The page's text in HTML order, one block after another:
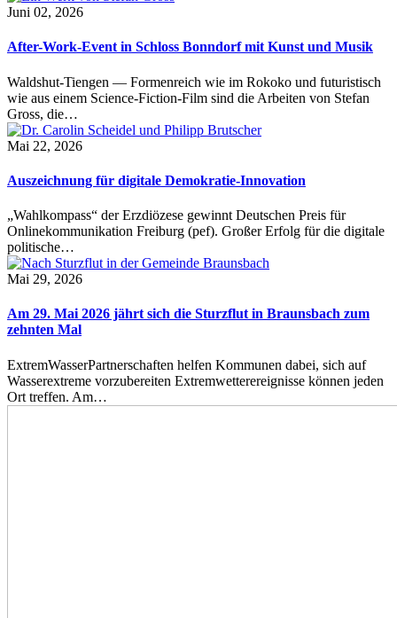
Juni 02, 2026
After-Work-Event in Schloss Bonndorf mit Kunst und Musik
Waldshut-Tiengen — Formenreich wie im Rokoko und futuristisch
wie aus einem Science-Fiction-Film sind die Arbeiten von Stefan
Gross, die…
Mai 22, 2026
Auszeichnung für digitale Demokratie-Innovation
„Wahlkompass“ der Erzdiözese gewinnt Deutschen Preis für
Onlinekommunikation Freiburg (pef). Großer Erfolg für die digitale
politische…
Mai 29, 2026
Am 29. Mai 2026 jährt sich die Sturzflut in Braunsbach zum
zehnten Mal
ExtremWasserPartnerschaften helfen Kommunen dabei, sich auf
Wasserextreme vorzubereiten Extremwetterereignisse können jeden
Ort treffen. Am…